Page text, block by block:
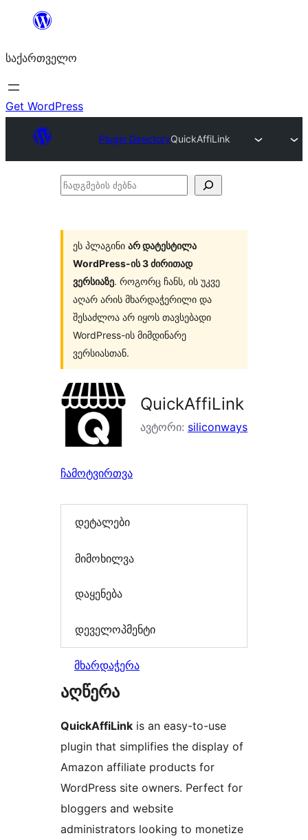
შიგთავსზე
საქართველო
Get WordPress
Plugin DirectoryQuickAffiLink
ჩადგმების
ეს პლაგინი არ დატესტილა
WordPress-ის 3 ძირითად
ვერსიაზე. როგორც ჩანს, ის უკვე
აღარ არის მხარდაჭერილი და
შესაძლოა არ იყოს თავსებადი
WordPress-ის მიმდინარე
ვერსიასთან.
QuickAffiLink
ავტორი: siliconways
ჩამოტვირთვა
დეტალები
მიმოხილვა
დაყენება
დეველოპმენტი
მხარდაჭერა
აღწერა
QuickAffiLink is an easy-to-use
plugin that simplifies the display of
Amazon affiliate products for
WordPress site owners. Perfect for
bloggers and website
administrators looking to monetize